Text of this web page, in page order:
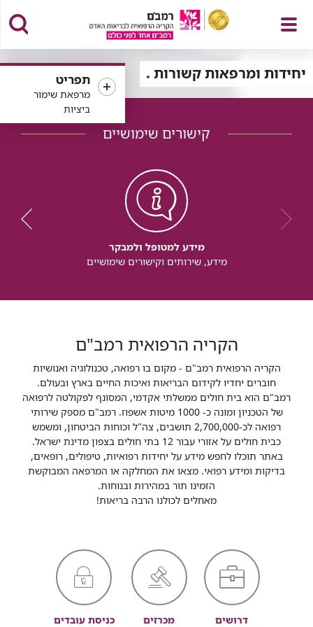
פתח
תפריט
תפריט
מרפאת שימור
ביציות
יחידות ומרפאות קשורות
קישורים שימושיים
מידע למטופל ולמבקר
מידע, שירותים וקישורים שימושיים
הקריה הרפואית רמב"ם
הקריה הרפואית רמב"ם - מקום בו רפואה, טכנולוגיה ואנושיות
חוברים יחדיו לקידום הבריאות ואיכות החיים בארץ ובעולם.
רמב"ם הוא בית חולים ממשלתי אקדמי, המסונף לפקולטה לרפואה
של הטכניון ומונה כ- 1000 מיטות אשפוז. רמב"ם מספק שירותי
רפואה לכ-2,700,000 תושבים, צה"ל וכוחות הביטחון, ומשמש
כבית חולים על אזורי עבור 12 בתי חולים בצפון מדינת ישראל.
באתר תוכלו לחפש מידע על יחידות רפואיות, טיפולים, רופאים,
בדיקות ומידע רפואי. מצאו את המחלקה או המרפאה המבוקשת
הזמינו תור במהירות ובנוחות.
מאחלים לכולנו הרבה בריאות!
דרושים מכרזים כניסת עובדים